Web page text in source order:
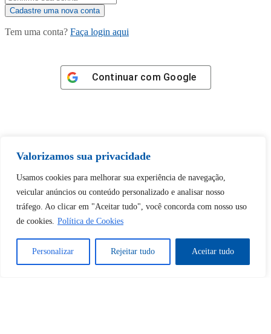
Valorizamos sua privacidade
Usamos cookies para melhorar sua experiência de navegação,
veicular anúncios ou conteúdo personalizado e analisar nosso
tráfego. Ao clicar em "Aceitar tudo", você concorda com nosso uso
de cookies. Política de Cookies
Personalizar Rejeitar tudo Aceitar tudo
Tem uma conta? Faça login aqui
Continuar com Google
Tem certeza de que deseja
desbloquear esta publicação?
Desbloquear esquerda : 0
Sim